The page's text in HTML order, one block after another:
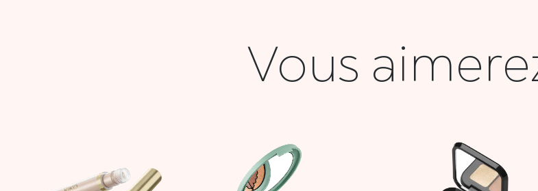
Vous
était :
63,900 DT.
est :
19,000 DT.
initial
était :
124,900 DT.